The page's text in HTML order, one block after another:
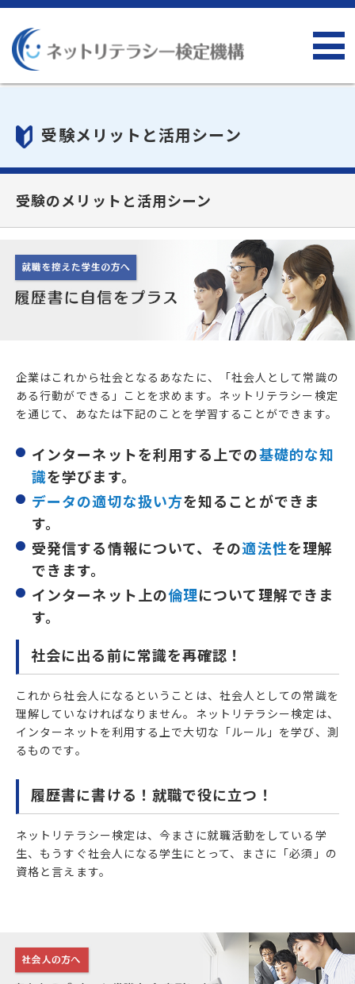
受験メリットと活用シーン
受験のメリットと活用シーン
企業はこれから社会となるあなたに、「社会人として常識の
ある行動ができる」ことを求めます。ネットリテラシー検定
を通じて、あなたは下記のことを学習することができます。
インターネットを利用する上での基礎的な知
識を学びます。
データの適切な扱い方を知ることができま
す。
受発信する情報について、その適法性を理解
できます。
インターネット上の倫理について理解できま
す。
社会に出る前に常識を再確認！
これから社会人になるということは、社会人としての常識を
理解していなければなりません。ネットリテラシー検定は、
インターネットを利用する上で大切な「ルール」を学び、測
るものです。
履歴書に書ける！就職で役に立つ！
ネットリテラシー検定は、今まさに就職活動をしている学
生、もうすぐ社会人になる学生にとって、まさに「必須」の
資格と言えます。